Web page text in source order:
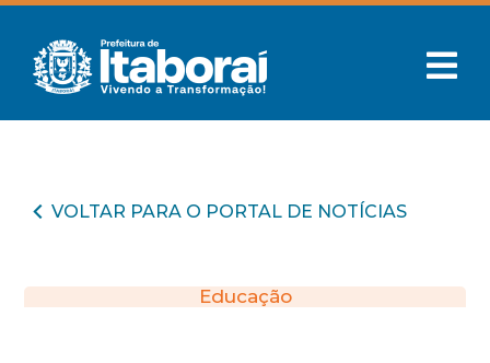
VOLTAR PARA O PORTAL DE NOTÍCIAS
Educação